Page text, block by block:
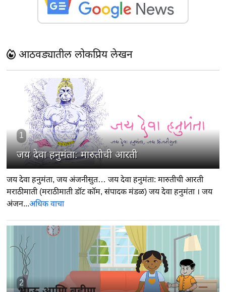
आठवड्यातील लोकप्रिय लेखन
1
जय देवा हनुमंता: मारुतीची आरती
जय देवा हनुमंता, जय अंजनीसुत… जय देवा हनुमंता: मारुतीची आरती
मराठीमाती (मराठीमाती डॉट कॉम, संपादक मंडळ) जय देवा हनुमंता । जय
अंजन...अधिक वाचा
2